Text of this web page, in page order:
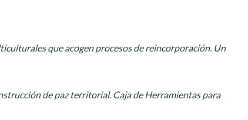
que acogen procesos de reincorporación. Un
de paz territorial. Caja de Herramientas para